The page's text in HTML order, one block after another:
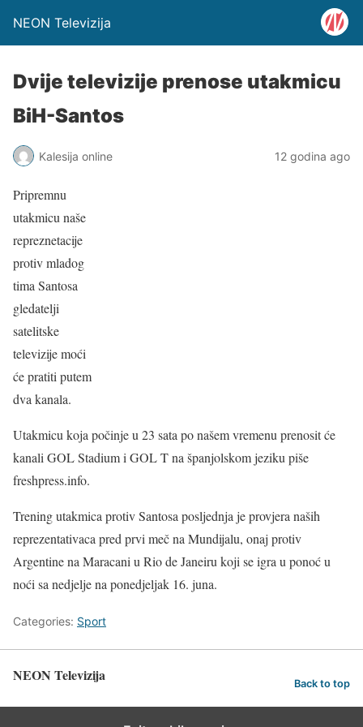
NEON Televizija
Dvije televizije prenose utakmicu
BiH-Santos
Kalesija online 12 godina ago
Pripremnu
utakmicu naše
repreznetacije
protiv mladog
tima Santosa
gledatelji
satelitske
televizije moći
će pratiti putem
dva kanala.
Utakmicu koja počinje u 23 sata po našem vremenu prenosit će
kanali GOL Stadium i GOL T na španjolskom jeziku piše
freshpress.info.
Trening utakmica protiv Santosa posljednja je provjera naših
reprezentativaca pred prvi meč na Mundijalu, onaj protiv
Argentine na Maracani u Rio de Janeiru koji se igra u ponoć u
noći sa nedjelje na ponedjeljak 16. juna.
Categories: Sport
NEON Televizija Back to top